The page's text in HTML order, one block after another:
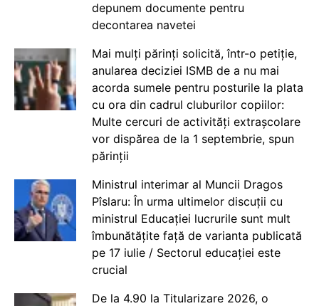
depunem documente pentru
decontarea navetei
Mai mulți părinți solicită, într-o petiție,
anularea deciziei ISMB de a nu mai
acorda sumele pentru posturile la plata
cu ora din cadrul cluburilor copiilor:
Multe cercuri de activități extrașcolare
vor dispărea de la 1 septembrie, spun
părinții
Ministrul interimar al Muncii Dragos
Pîslaru: În urma ultimelor discuții cu
ministrul Educației lucrurile sunt mult
îmbunătățite față de varianta publicată
pe 17 iulie / Sectorul educației este
crucial
De la 4.90 la Titularizare 2026, o